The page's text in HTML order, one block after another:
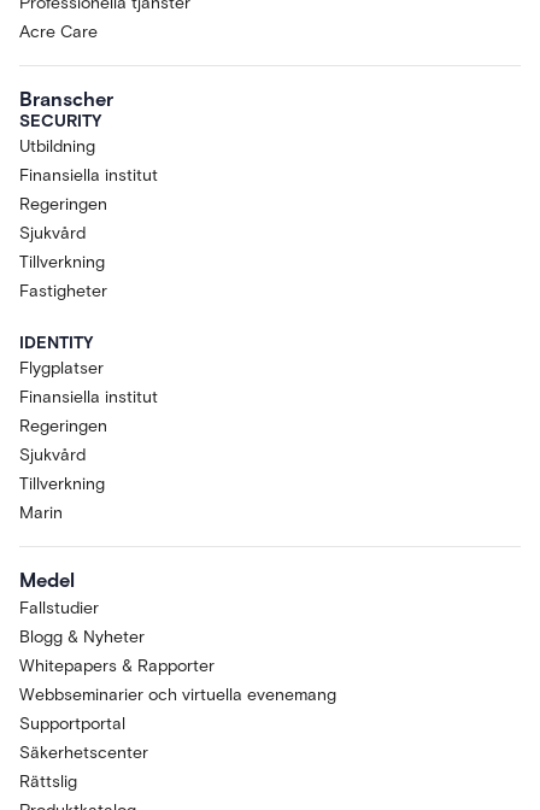
Acre Care
Branscher
SECURITY
Utbildning
Finansiella institut
Regeringen
Sjukvård
Tillverkning
Fastigheter
IDENTITY
Flygplatser
Finansiella institut
Regeringen
Sjukvård
Tillverkning
Marin
Medel
Fallstudier
Blogg & Nyheter
Whitepapers & Rapporter
Webbseminarier och virtuella evenemang
Supportportal
Säkerhetscenter
Rättslig